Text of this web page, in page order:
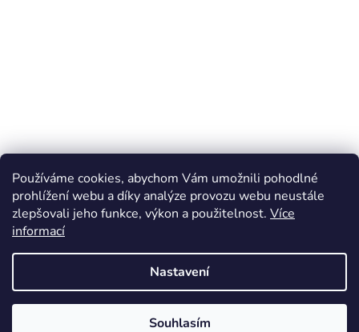
Používáme cookies, abychom Vám umožnili pohodlné
prohlížení webu a díky analýze provozu webu neustále
zlepšovali jeho funkce, výkon a použitelnost. Více
informací
Nastavení
Souhlasím
Online marketing zajišťuje společnost X-VISION
Sitemap
Vytvořil Shoptet